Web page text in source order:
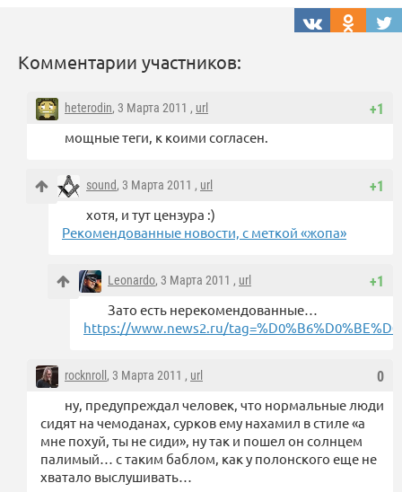
Комментарии участников:
+1
heterodin, 3 Марта 2011 , url
мощные теги, к коими согласен.
+1
sound, 3 Марта 2011 , url
хотя, и тут цензура :)
Рекомендованные новости, c меткой «жопа»
+1
Leonardo, 3 Марта 2011 , url
Зато есть нерекомендованные…
https://www.news2.ru/
0
rocknroll , 3 Марта 2011 , url
ну, предупреждал человек, что нормальные люди
сидят на чемоданах, сурков ему нахамил в стиле «а
мне похуй, ты не сиди», ну так и пошел он солнцем
палимый… с таким баблом, как у полонского еще не
хватало выслушивать…